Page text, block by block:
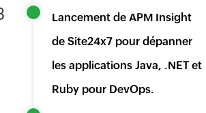
Lancement de APM Insight
de Site24x7 pour dépanner
les applications Java, .NET et
Ruby pour DevOps.